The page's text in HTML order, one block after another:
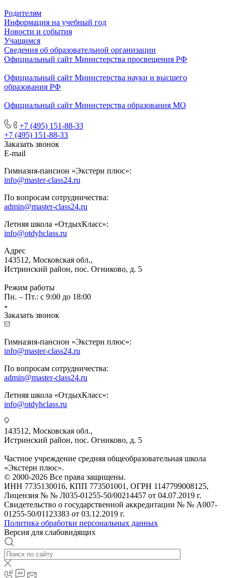
Родителям
Информация на учебный год
Новости и события
Учащимся
Сведения об образовательной организации
Официальный сайт Министерства просвещения РФ
Официальный сайт Министерства науки и высшего
образования РФ
Официальный сайт Министерства образования МО
+7 (495) 151-88-33
+7 (495) 151-88-33
Заказать звонок
E-mail
Гимназия-пансион «Экстерн плюс»:
info@master-class24.ru
По вопросам сотрудничества:
admin@master-class24.ru
Летняя школа «ОтдыхКласс»:
info@otdyhclass.ru
Адрес
143512, Московская обл.,
Истринский район, пос. Огниково, д. 5
Режим работы
Пн. – Пт.: с 9:00 до 18:00
Заказать звонок
Гимназия-пансион «Экстерн плюс»:
info@master-class24.ru
По вопросам сотрудничества:
admin@master-class24.ru
Летняя школа «ОтдыхКласс»:
info@otdyhclass.ru
143512, Московская обл.,
Истринский район, пос. Огниково, д. 5
Частное учреждение средняя общеобразовательная школа
«Экстерн плюс».
© 2000-2026 Все права защищены.
ИНН 7735130016, КПП 773501001, ОГРН 1147799008125,
Лицензия № № Л035-01255-50/00214457 от 04.07.2019 г.
Свидетельство о государственной аккредитации № № А007-
01255-50/01123383 от 03.12.2019 г.
Политика обработки персональных данных
Версия для слабовидящих